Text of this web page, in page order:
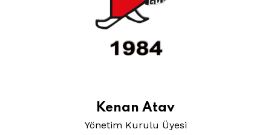
Kenan Atav
Yönetim Kurulu Üyesi